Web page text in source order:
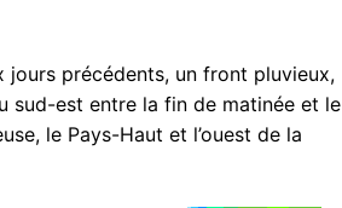
jours précédents, un front pluvieux,
sud-est entre la fin de matinée et le
le Pays-Haut et l’ouest de la